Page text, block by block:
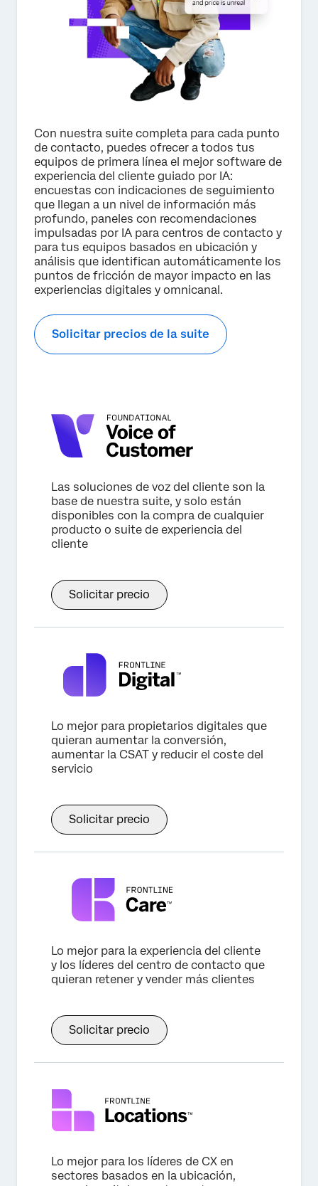
Nombre*
Teléfono*
País*
Privacy
Optin
Al proporcionar esta información, autorizas que podremos
procesar tus datos personales de acuerdo con nuestra
política de privacidad .
Enviar
Con nuestra suite completa para cada punto
de contacto, puedes ofrecer a todos tus
equipos de primera línea el mejor software de
experiencia del cliente guiado por IA:
encuestas con indicaciones de seguimiento
que llegan a un nivel de información más
profundo, paneles con recomendaciones
impulsadas por IA para centros de contacto y
para tus equipos basados en ubicación y
análisis que identifican automáticamente los
puntos de fricción de mayor impacto en las
experiencias digitales y omnicanal.
Solicitar precios de la suite
Las soluciones de voz del cliente son la
base de nuestra suite, y solo están
disponibles con la compra de cualquier
producto o suite de experiencia del
cliente
Solicitar precio
Lo mejor para propietarios digitales que
quieran aumentar la conversión,
aumentar la CSAT y reducir el coste del
servicio
Solicitar precio
Lo mejor para la experiencia del cliente
y los líderes del centro de contacto que
quieran retener y vender más clientes
Solicitar precio
Lo mejor para los líderes de CX en
sectores basados en la ubicación,